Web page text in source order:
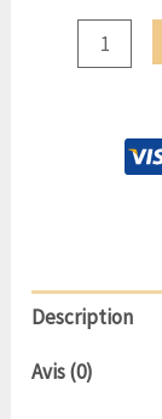
Description
Avis (0)